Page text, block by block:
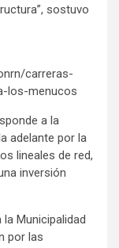
sostuvo
carreras-
los-menucos
a la
adelante por la
lineales de red,
inversión
Municipalidad
por las